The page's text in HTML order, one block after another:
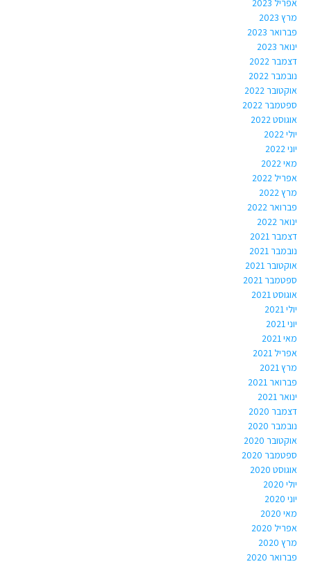
אפריל 2023
מרץ 2023
פברואר 2023
ינואר 2023
דצמבר 2022
נובמבר 2022
אוקטובר 2022
ספטמבר 2022
אוגוסט 2022
יולי 2022
יוני 2022
מאי 2022
אפריל 2022
מרץ 2022
פברואר 2022
ינואר 2022
דצמבר 2021
נובמבר 2021
אוקטובר 2021
ספטמבר 2021
אוגוסט 2021
יולי 2021
יוני 2021
מאי 2021
אפריל 2021
מרץ 2021
פברואר 2021
ינואר 2021
דצמבר 2020
נובמבר 2020
אוקטובר 2020
ספטמבר 2020
אוגוסט 2020
יולי 2020
יוני 2020
מאי 2020
אפריל 2020
מרץ 2020
פברואר 2020